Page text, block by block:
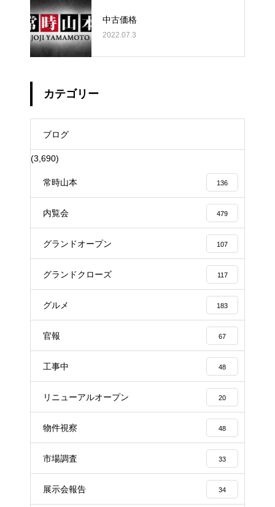
中古価格
2022.07.3
カテゴリー
ブログ
(3,690)
常時山本 136
内覧会 479
グランドオープン 107
グランドクローズ 117
グルメ 183
官報 67
工事中 48
リニューアルオープン 20
物件視察 48
市場調査 33
展示会報告 34